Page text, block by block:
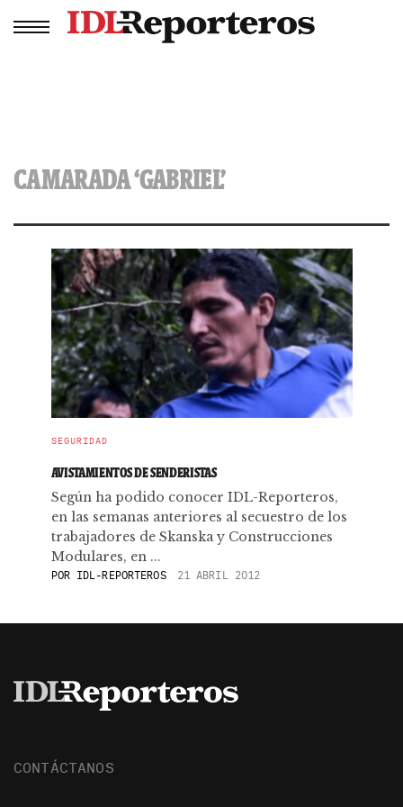
CAMARADA ‘GABRIEL’
SEGURIDAD
AVISTAMIENTOS DE SENDERISTAS
Según ha podido conocer IDL-Reporteros,
en las semanas anteriores al secuestro de los
trabajadores de Skanska y Construcciones
Modulares, en ...
POR IDL-REPORTEROS 21 ABRIL 2012
CONTÁCTANOS